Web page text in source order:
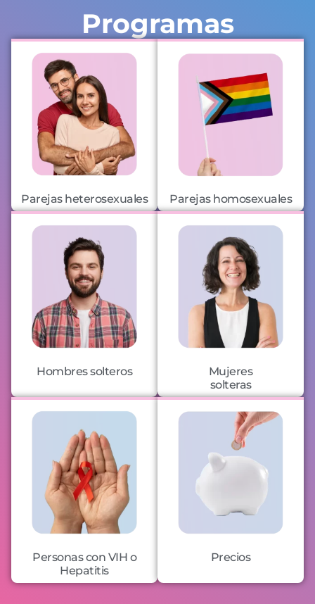
Programas
Parejas heterosexuales Parejas homosexuales
Hombres solteros
Mujeres
solteras
Personas con VIH o
Hepatitis
Precios